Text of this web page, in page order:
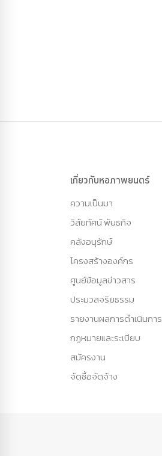
เกี่ยวกับหอภาพยนตร์
ความเป็นมา
วิสัยทัศน์ พันธกิจ
คลังอนุรักษ์
โครงสร้างองค์กร
ศูนย์ข้อมูลข่าวสาร
ประมวลจริยธรรม
รายงานผลการดำเนินการ
กฏหมายและระเบียบ
สมัครงาน
จัดซื้อจัดจ้าง